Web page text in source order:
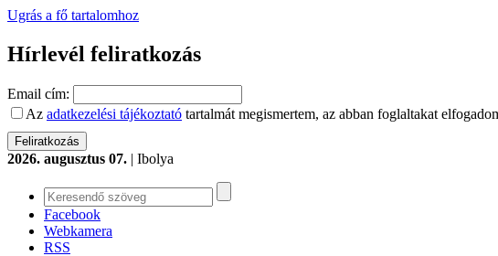
Ugrás a fő tartalomhoz
Hírlevél feliratkozás
Email cím:
Az adatkezelési tájékoztató tartalmát megismertem, az abban foglaltakat
2026. augusztus 07. | Ibolya
Facebook
Webkamera
RSS